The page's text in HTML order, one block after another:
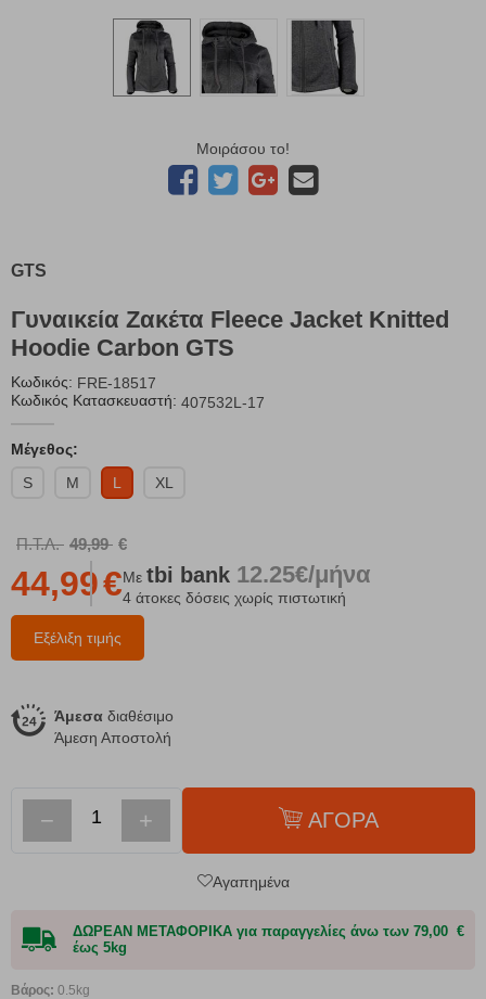
Μοιράσου το!
GTS
Γυναικεία Ζακέτα Fleece Jacket Knitted
Hoodie Carbon GTS
Κωδικός: FRE-18517
Κωδικός Κατασκευαστή: 407532L-17
Μέγεθος:
S
M L XL
Π.Τ.Λ. 49,99 €
Εξέλιξη τιμής
44,99€Με tbi bank 12.25€/μήνα
4 άτοκες δόσεις χωρίς πιστωτική
Άμεσα διαθέσιμο
Άμεση Αποστολή
− + ΑΓΟΡΑ
Αγαπημένα
ΔΩΡΕΑΝ ΜΕΤΑΦΟΡΙΚΑ για παραγγελίες άνω των 79,00 €
έως 5kg
Βάρος: 0.5kg